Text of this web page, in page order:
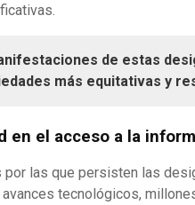
de estas
más equitativas y
en el acceso a la
las que persisten las
avances tecnológicos,